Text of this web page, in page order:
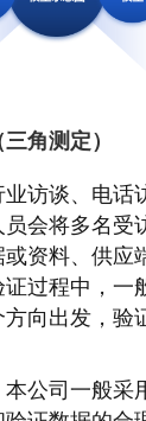
角测定）
访谈、电话
会将多名受
资料、供应
过程中，一
向出发，验
公司一般采